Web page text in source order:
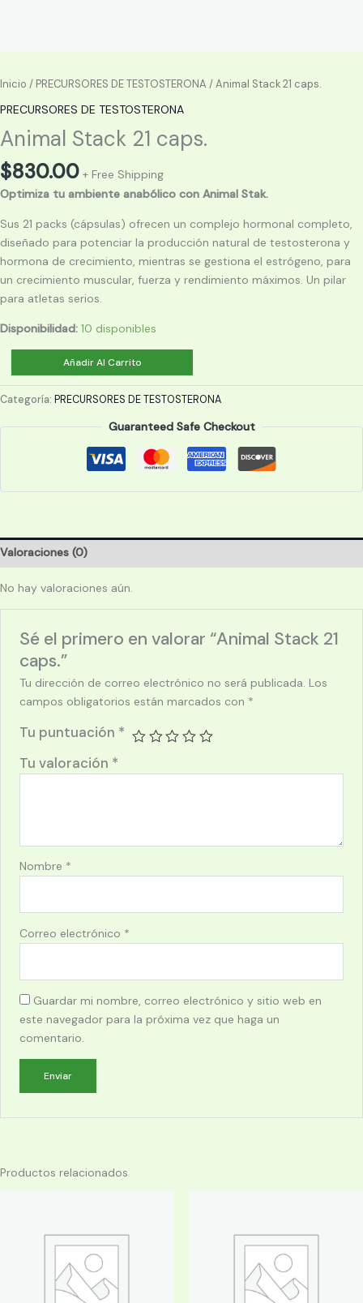
Inicio / PRECURSORES DE TESTOSTERONA / Animal Stack 21 caps.
PRECURSORES DE TESTOSTERONA
Animal Stack 21 caps.
$830.00 + Free Shipping
Optimiza tu ambiente anabólico con Animal Stak.
Sus 21 packs (cápsulas) ofrecen un complejo hormonal completo,
diseñado para potenciar la producción natural de testosterona y
hormona de crecimiento, mientras se gestiona el estrógeno, para
un crecimiento muscular, fuerza y rendimiento máximos. Un pilar
para atletas serios.
Disponibilidad: 10 disponibles
Stack
21
cantidad
Añadir Al Carrito
Categoría: PRECURSORES DE TESTOSTERONA
Guaranteed Safe Checkout
Valoraciones (0)
No hay valoraciones aún.
Sé el primero en valorar “Animal Stack 21
caps.”
Tu dirección de correo electrónico no será publicada. Los
campos obligatorios están marcados con *
Tu puntuación *
Tu valoración *
Nombre *
Correo electrónico *
Guardar mi nombre, correo electrónico y sitio web en
este navegador para la próxima vez que haga un
comentario.
Productos relacionados